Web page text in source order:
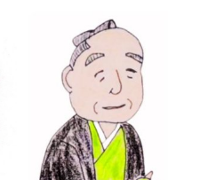
へのカウントダウンinかわさ
映会＆講演会